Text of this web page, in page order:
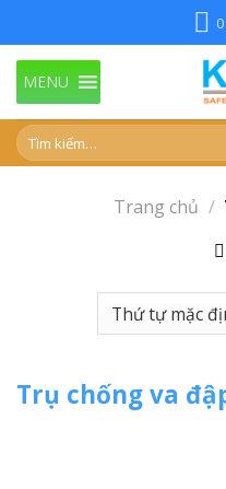
to
content
MENU
Trang chủ /
Trụ chống va